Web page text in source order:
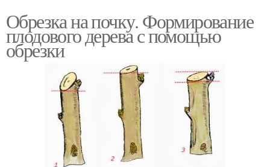
Обрезка на почку. Формирование
плодового дерева с помощью
обрезки